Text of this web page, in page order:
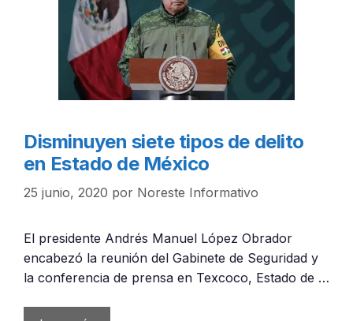
Disminuyen siete tipos de delito
en Estado de México
25 junio, 2020 por Noreste Informativo
El presidente Andrés Manuel López Obrador
encabezó la reunión del Gabinete de Seguridad y
la conferencia de prensa en Texcoco, Estado de …